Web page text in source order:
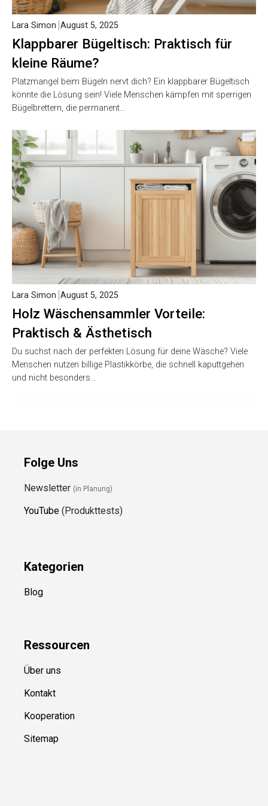
Klappbarer Bügeltisch: Praktisch für
kleine Räume?
Lara Simon August 5, 2025
Platzmangel beim Bügeln nervt dich? Ein klappbarer Bügeltisch
könnte die Lösung sein! Viele Menschen kämpfen mit sperrigen
Bügelbrettern, die permanent…
Holz Wäschensammler Vorteile:
Praktisch & Ästhetisch
Lara Simon August 5, 2025
Du suchst nach der perfekten Lösung für deine Wäsche? Viele
Menschen nutzen billige Plastikkörbe, die schnell kaputtgehen
und nicht besonders…
Folge Uns
Newsletter (in Planung)
YouTube (Produkttests)
Kategorien
Blog
Ressourcen
Über uns
Kontakt
Kooperation
Sitemap